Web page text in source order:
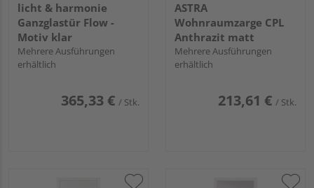
licht & harmonie
Ganzglastür Flow -
Motiv klar
Mehrere Ausführungen
erhältlich
365,33 € / Stk.
ASTRA
Wohnraumzarge CPL
Anthrazit matt
Mehrere Ausführungen
erhältlich
213,61 € / Stk.